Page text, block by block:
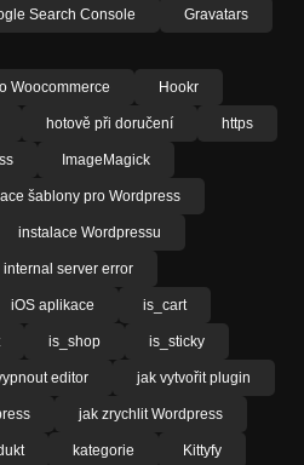
Search Console Gravatars
Woocommerce Hookr
hotově při doručení https
ImageMagick
šablony pro Wordpress
instalace Wordpressu
internal server error
iOS aplikace is_cart
is_shop is_sticky
editor jak vytvořit plugin
jak zrychlit Wordpress
kategorie Kittyfy